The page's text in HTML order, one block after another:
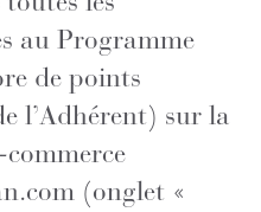
au Programme
de points
l’Adhérent) sur la
(onglet «